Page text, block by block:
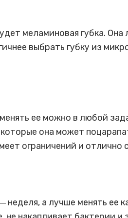
меламиновая губка.
выбрать губку из
ее можно в любой
она может
ограничений и
а лучше менять ее